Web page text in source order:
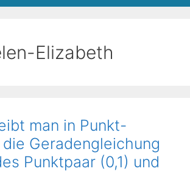
Elizabeth
man in Punkt-
Geradengleichung
Punktpaar (0,1) und